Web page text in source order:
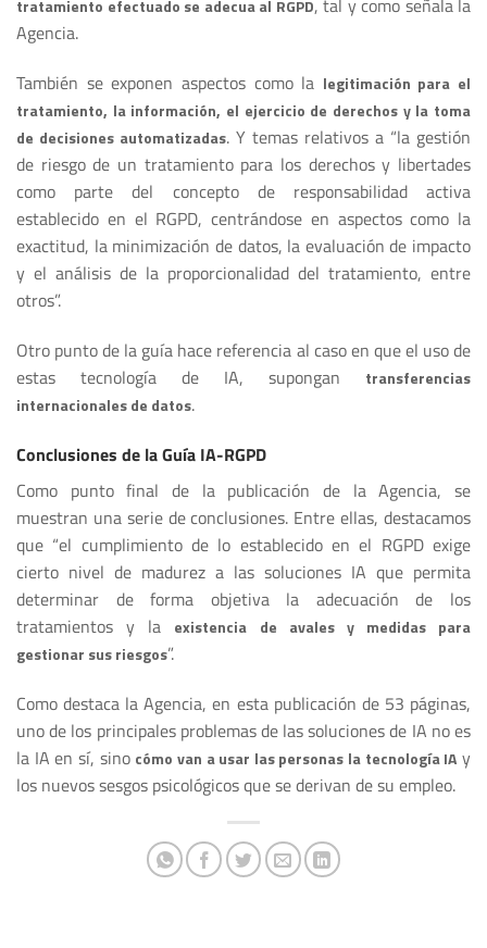
tratamiento efectuado se adecua al RGPD, tal y como señala la
Agencia.
También se exponen aspectos como la legitimación para el
tratamiento, la información, el ejercicio de derechos y la toma
de decisiones automatizadas. Y temas relativos a “la gestión
de riesgo de un tratamiento para los derechos y libertades
como parte del concepto de responsabilidad activa
establecido en el RGPD, centrándose en aspectos como la
exactitud, la minimización de datos, la evaluación de impacto
y el análisis de la proporcionalidad del tratamiento, entre
otros”.
Otro punto de la guía hace referencia al caso en que el uso de
estas tecnología de IA, supongan
transferencias
internacionales de datos.
Conclusiones de la Guía IA-RGPD
Como punto final de la publicación de la Agencia, se
muestran una serie de conclusiones. Entre ellas, destacamos
que “el cumplimiento de lo establecido en el RGPD exige
cierto nivel de madurez a las soluciones IA que permita
determinar de forma objetiva la adecuación de los
tratamientos y la
existencia de avales y medidas para
gestionar sus riesgos”.
Como destaca la Agencia, en esta publicación de 53 páginas,
uno de los principales problemas de las soluciones de IA no es
la IA en sí, sino cómo van a usar las personas la tecnología IA y
los nuevos sesgos psicológicos que se derivan de su empleo.